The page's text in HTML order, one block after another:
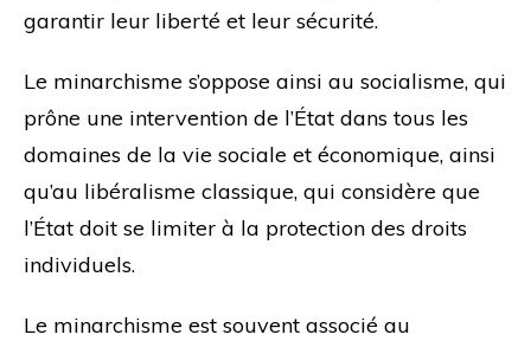
garantir leur liberté et leur sécurité.
Le minarchisme s’oppose ainsi au socialisme, qui
prône une intervention de l’État dans tous les
domaines de la vie sociale et économique, ainsi
qu’au libéralisme classique, qui considère que
l’État doit se limiter à la protection des droits
individuels.
Le minarchisme est souvent associé au